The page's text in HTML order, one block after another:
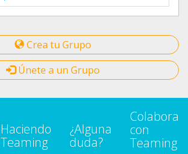
Crea tu Grupo
Únete a un Grupo
Haciendo
Teaming
¿Alguna
duda?
Colabora
con
Teaming